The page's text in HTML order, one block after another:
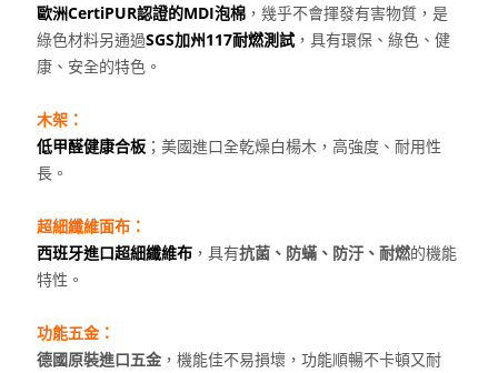
歐洲CertiPUR認證的MDI泡棉 ，幾乎不會揮發有害物質，是
綠色材料另通過SGS加州117耐燃測試 ，具有環保、綠色、健
康、安全的特色。
木架：
低甲醛健康合板 ；美國進口全乾燥白楊木，高強度、耐用性
長。
超細纖維面布：
西班牙進口超細纖維布 ，具有抗菌、防蟎、防汙、耐燃的機能
特性。
功能五金：
德國原裝進口五金 ，機能佳不易損壞，功能順暢不卡頓又耐